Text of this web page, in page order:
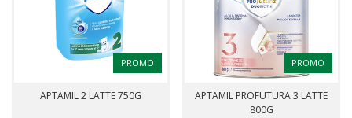
PROMO
APTAMIL 2 LATTE 750G
PROMO
APTAMIL PROFUTURA 3 LATTE
800G